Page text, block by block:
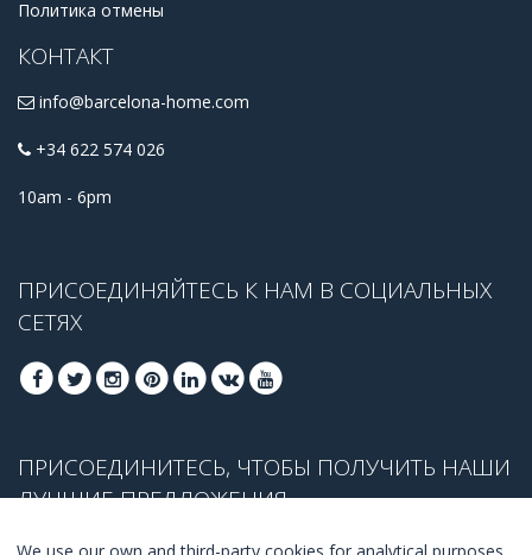
Политика отмены
КОНТАКТ
info@barcelona-home.com
+34 622 574 026
10am - 6pm
ПРИСОЕДИНЯЙТЕСЬ К НАМ В СОЦИАЛЬНЫХ
СЕТЯХ
ПРИСОЕДИНИТЕСЬ, ЧТОБЫ ПОЛУЧИТЬ НАШИ
ЛУЧШИЕ ПРЕДЛОЖЕНИЯ